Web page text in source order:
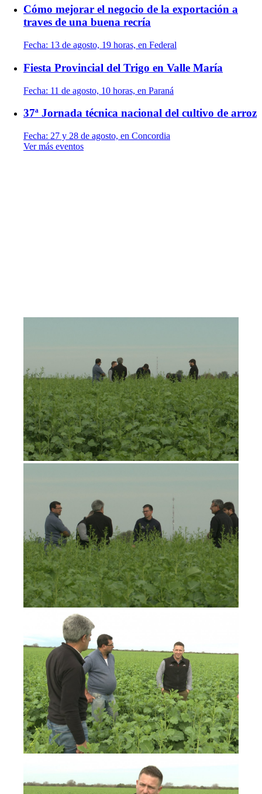
Cómo mejorar el negocio de la exportación a
traves de una buena recría
Fecha: 13 de agosto, 19 horas, en Federal
Fiesta Provincial del Trigo en Valle María
Fecha: 11 de agosto, 10 horas, en Paraná
37ª Jornada técnica nacional del cultivo de arroz
Fecha: 27 y 28 de agosto, en Concordia
Ver más eventos